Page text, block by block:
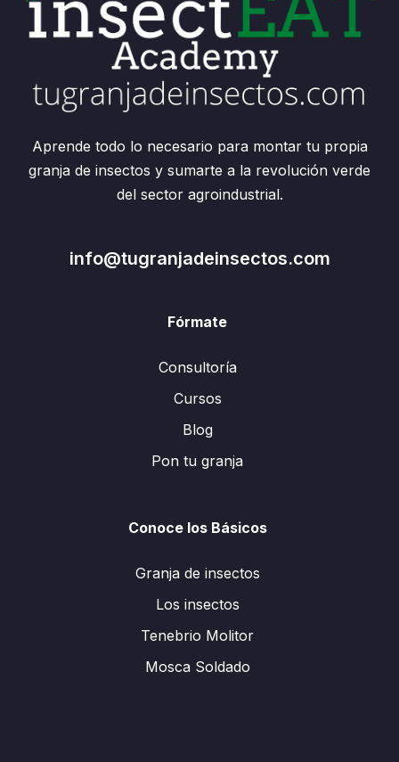
Aprende todo lo necesario para montar tu propia
granja de insectos y sumarte a la revolución verde
del sector agroindustrial.
info@tugranjadeinsectos.com
Fórmate
Consultoría
Cursos
Blog
Pon tu granja
Conoce los Básicos
Granja de insectos
Los insectos
Tenebrio Molitor
Mosca Soldado